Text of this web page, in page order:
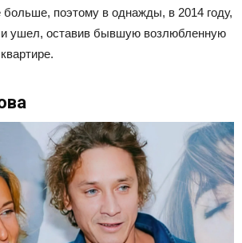
больше, поэтому в однажды, в 2014 году,
ушел, оставив бывшую возлюбленную